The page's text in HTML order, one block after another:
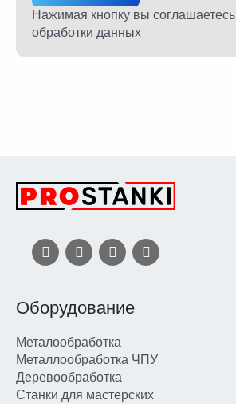
Нажимая кнопку вы соглашаетесь
обработки данных
Оборудование
Металообработка
Металлообработка ЧПУ
Деревообработка
Станки для мастерских